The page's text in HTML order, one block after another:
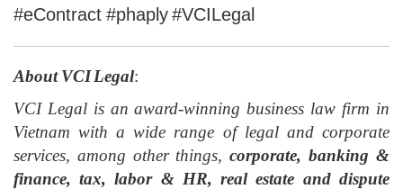
#eContract #phaply #VCILegal
About VCI Legal:
VCI Legal is an award-winning business law firm in
Vietnam with a wide range of legal and corporate
services, among other things,corporate, banking &
finance, tax, labor & HR, real estate and dispute